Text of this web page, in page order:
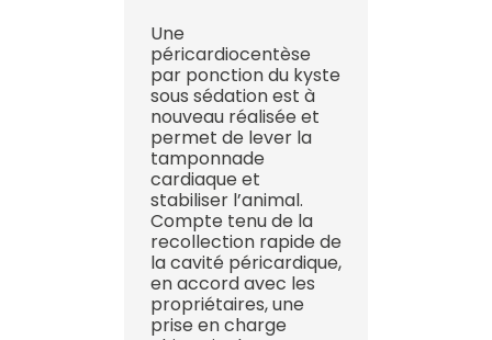
Une
péricardiocentèse
par ponction du kyste
sous sédation est à
nouveau réalisée et
permet de lever la
tamponnade
cardiaque et
stabiliser l’animal.
Compte tenu de la
recollection rapide de
la cavité péricardique,
en accord avec les
propriétaires, une
prise en charge